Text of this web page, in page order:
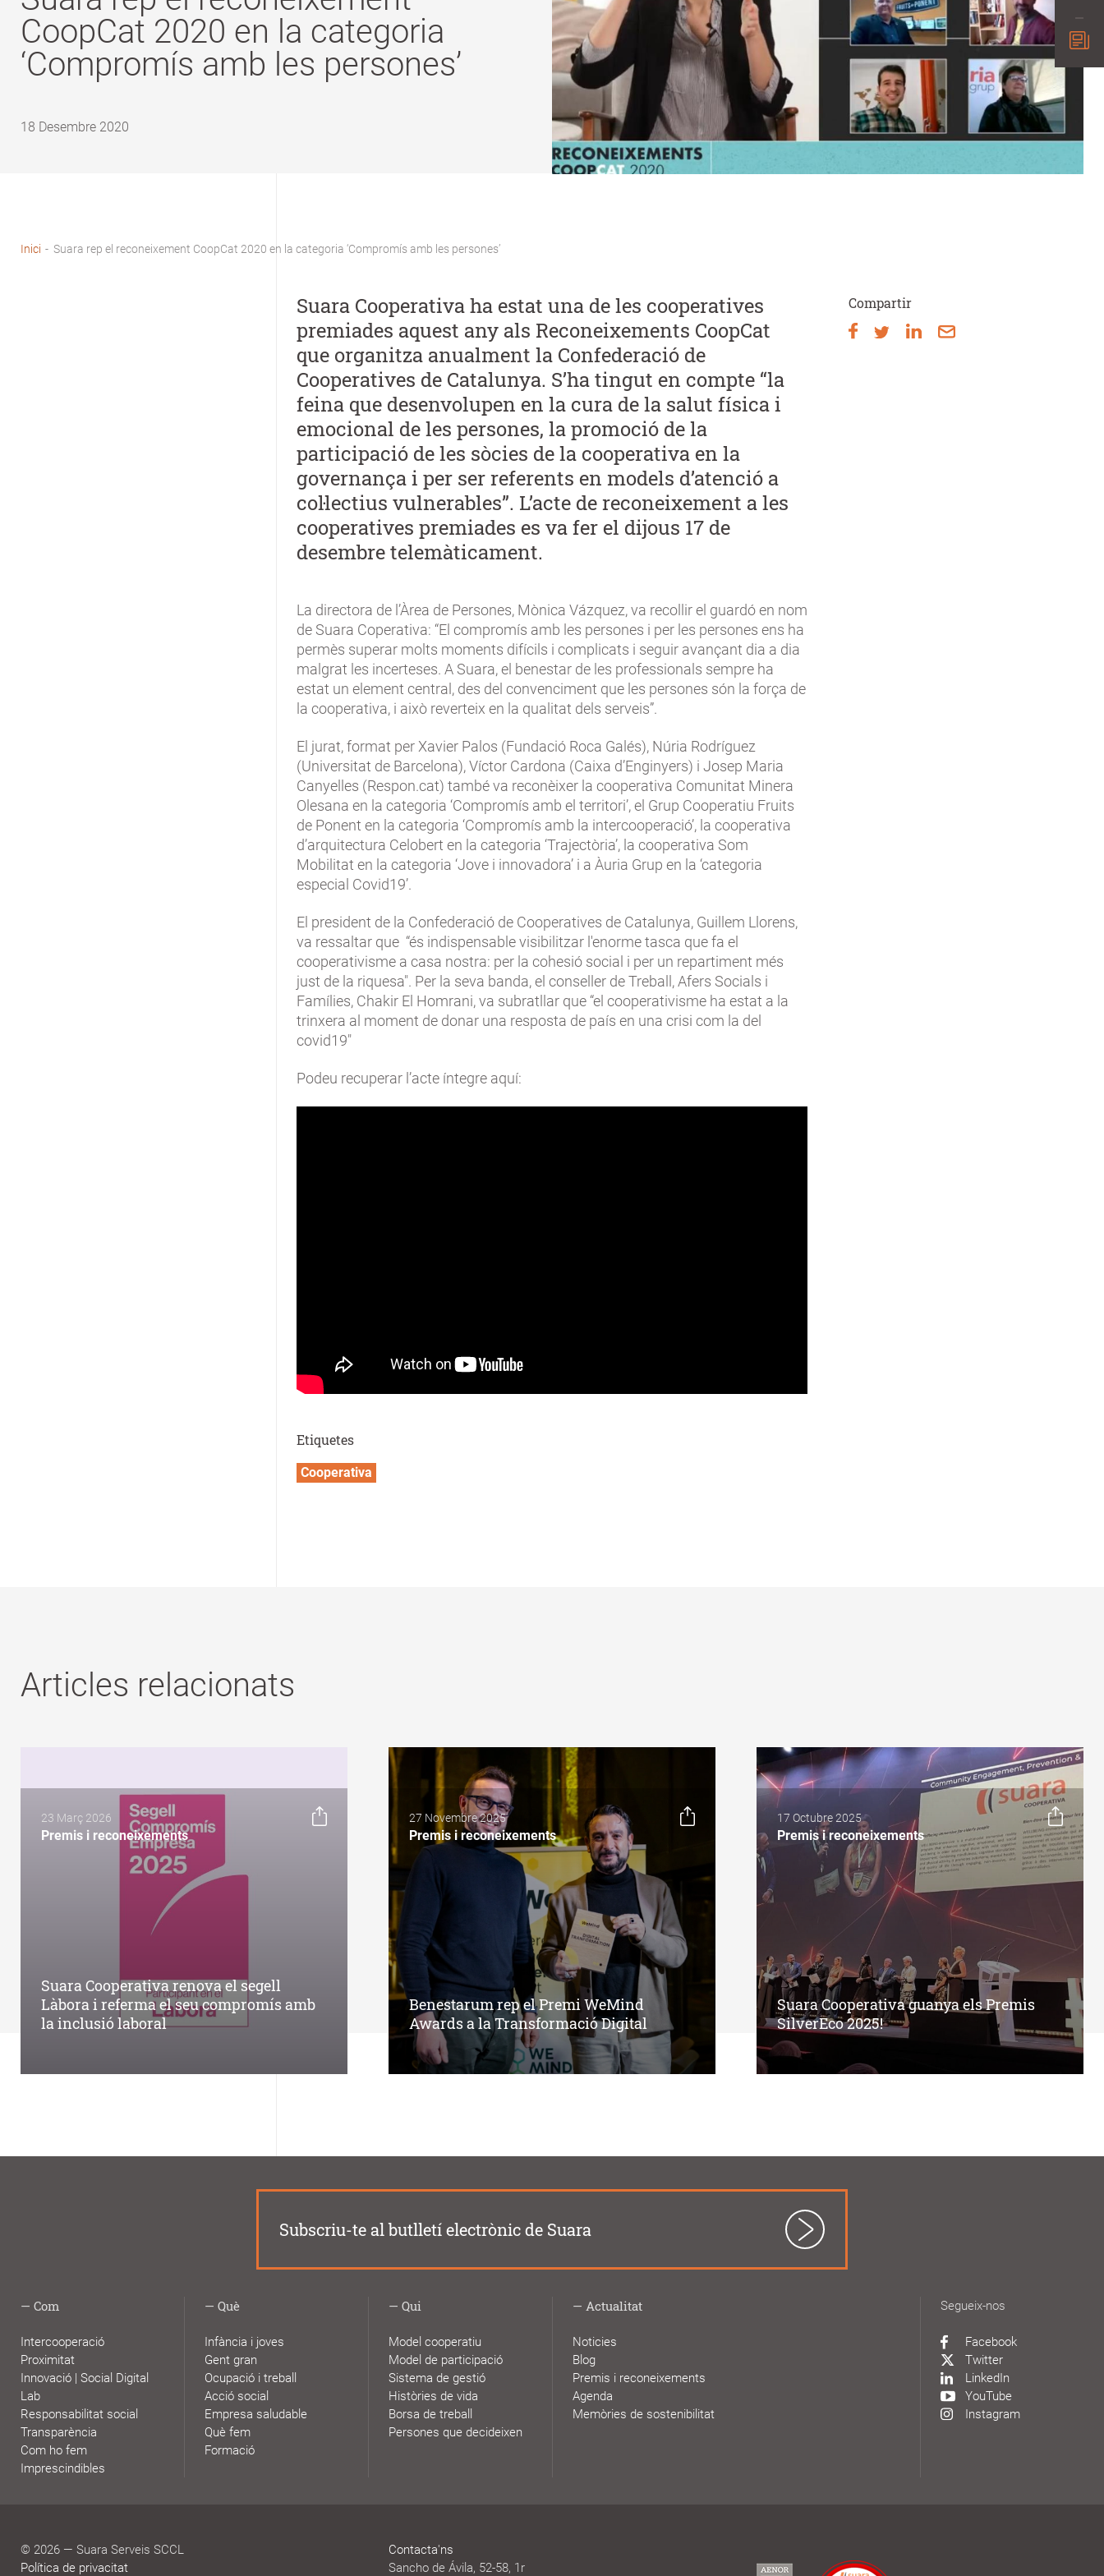
CoopCat 2020 en la categoria
‘Compromís amb les persones’
18 Desembre 2020
Inici - Suara rep el reconeixement CoopCat 2020 en la categoria ‘Compromís amb les persones’
Compartir
Suara Cooperativa ha estat una de les cooperatives
premiades aquest any als Reconeixements CoopCat
que organitza anualment la Confederació de
Cooperatives de Catalunya. S’ha tingut en compte “la
feina que desenvolupen en la cura de la salut física i
emocional de les persones, la promoció de la
participació de les sòcies de la cooperativa en la
governança i per ser referents en models d’atenció a
col·lectius vulnerables”. L’acte de reconeixement a les
cooperatives premiades es va fer el dijous 17 de
desembre telemàticament.
La directora de l’Àrea de Persones, Mònica Vázquez, va recollir el guardó en nom
de Suara Coperativa: “El compromís amb les persones i per les persones ens ha
permès superar molts moments difícils i complicats i seguir avançant dia a dia
malgrat les incerteses. A Suara, el benestar de les professionals sempre ha
estat un element central, des del convenciment que les persones són la força de
la cooperativa, i això reverteix en la qualitat dels serveis”.
El jurat, format per Xavier Palos (Fundació Roca Galés), Núria Rodríguez
(Universitat de Barcelona), Víctor Cardona (Caixa d’Enginyers) i Josep Maria
Canyelles (Respon.cat) també va reconèixer la cooperativa Comunitat Minera
Olesana en la categoria ‘Compromís amb el territori’, el Grup Cooperatiu Fruits
de Ponent en la categoria ‘Compromís amb la intercooperació’, la cooperativa
d’arquitectura Celobert en la categoria ‘Trajectòria’, la cooperativa Som
Mobilitat en la categoria ‘Jove i innovadora’ i a Àuria Grup en la ‘categoria
especial Covid19’.
El president de la Confederació de Cooperatives de Catalunya, Guillem Llorens,
va ressaltar que “és indispensable visibilitzar l'enorme tasca que fa el
cooperativisme a casa nostra: per la cohesió social i per un repartiment més
just de la riquesa". Per la seva banda, el conseller de Treball, Afers Socials i
Famílies, Chakir El Homrani, va subratllar que “el cooperativisme ha estat a la
trinxera al moment de donar una resposta de país en una crisi com la del
covid19"
Podeu recuperar l’acte íntegre aquí:
Etiquetes
Cooperativa
Articles relacionats
23 Març 2026
Premis i reconeixements
Suara Cooperativa renova el segell
Làbora i referma el seu compromís amb
la inclusió laboral
27 Novembre 2025
Premis i reconeixements
Benestarum rep el Premi WeMind
Awards a la Transformació Digital
17 Octubre 2025
Premis i reconeixements
Suara Cooperativa guanya els Premis
SilverEco 2025!
Subscriu-te al butlletí electrònic de Suara
Com
Intercooperació
Proximitat
Innovació | Social Digital
Lab
Responsabilitat social
Transparència
Com ho fem
Imprescindibles
Què
Infància i joves
Gent gran
Ocupació i treball
Acció social
Empresa saludable
Què fem
Formació
Qui
Model cooperatiu
Model de participació
Sistema de gestió
Històries de vida
Borsa de treball
Persones que decideixen
Actualitat
Noticies
Blog
Premis i reconeixements
Agenda
Memòries de sostenibilitat
Segueix-nos
Facebook
Twitter
LinkedIn
YouTube
Instagram
© 2026 — Suara Serveis SCCL
Política de privacitat
Contacta'ns
Sancho de Ávila, 52-58, 1r